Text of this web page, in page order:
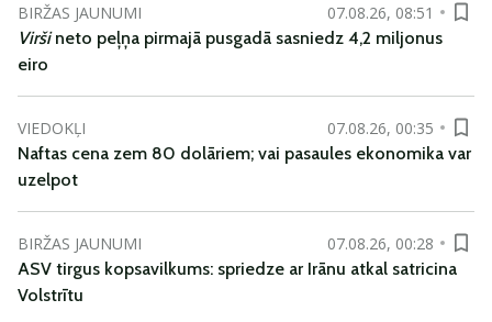
BIRŽAS JAUNUMI
07.08.26, 08:51
Viršineto peļņa pirmajā pusgadā sasniedz 4,2 miljonus
eiro
VIEDOKĻI
07.08.26, 00:35
Naftas cena zem 80 dolāriem; vai pasaules ekonomika var
uzelpot
BIRŽAS JAUNUMI
07.08.26, 00:28
ASV tirgus kopsavilkums: spriedze ar Irānu atkal satricina
Volstrītu